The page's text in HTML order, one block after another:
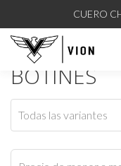
CUERO
BOTINES
Todas las variantes